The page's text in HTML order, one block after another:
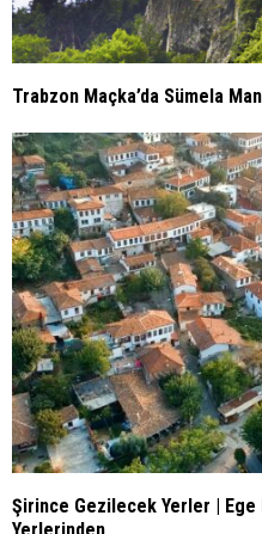
Trabzon Maçka’da Sümela
Şirince Gezilecek Yerler |